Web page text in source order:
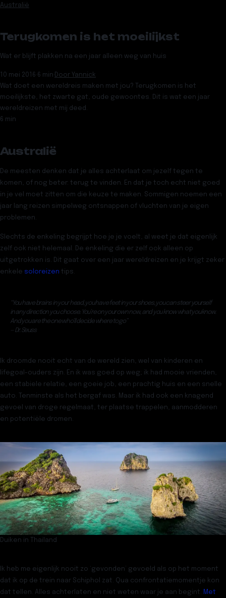
Australië
Terugkomen is het moeilijkst
Wat er blijft plakken na een jaar alleen weg van huis
10 mei 2016·6 min·Door Yannick
Wat doet een wereldreis maken met jou? Terugkomen is het
moeilijkste, het zwarte gat, oude gewoontes. Dit is wat een jaar
wereldreizen met mij deed.
6 min
Australië
De meesten denken dat je alles achterlaat om jezelf tegen te
komen, of nog beter: terug te vinden. En dat je toch echt niet goed
in je vel moet zitten om die keuze te maken. Sommigen noemen een
jaar lang reizen simpelweg ontsnappen of vluchten van je eigen
problemen.
Slechts de enkeling begrijpt hoe je je voelt, al weet je dat eigenlijk
zelf ook niet helemaal. De enkeling die er zelf ook alleen op
uitgetrokken is. Dit gaat over een jaar wereldreizen en je krijgt zeker
enkele soloreizen tips.
“You have brains in your head, you have feet in your shoes, you can steer yourself
in any direction you choose. You’re on your own now, and you know what you know.
And you are the one who’ll decide where to go”
— Dr. Seuss
Ik droomde nooit echt van de wereld zien, wel van kinderen en
lifegoal-ouders zijn. En ik was goed op weg; ik had mooie vrienden,
een stabiele relatie, een goeie job, een prachtig huis en een snelle
auto. Tenminste als het bergaf was. Maar ik had ook een knagend
gevoel van droge regelmaat, ter plaatse trappelen, aanmodderen
en potentiële dromen.
Duiken in Thailand
Ik heb me eigenlijk nooit zo ‘gevonden’ gevoeld als op het moment
dat ik op de trein naar Schiphol zat. Qua confrontatiemomentje kon
dat tellen. Alles achterlaten en niet weten waar je aan begint.
Met